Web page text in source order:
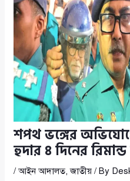
শপথ ভঙ্গের
হুদার ৪ দিনের
/আইন আদালত,জাতীয় / By